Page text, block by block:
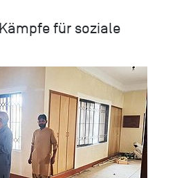
für soziale